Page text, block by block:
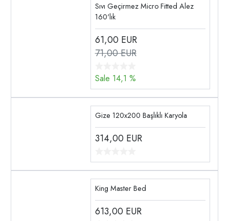
Sıvı Geçirmez Micro Fitted Alez
160'lık
61,00 EUR
71,00 EUR
Sale 14,1 %
Gize 120x200 Başlıklı Karyola
314,00 EUR
King Master Bed
613,00 EUR